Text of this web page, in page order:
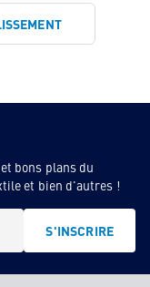
bons plans du
et bien d'autres !
S'INSCRIRE